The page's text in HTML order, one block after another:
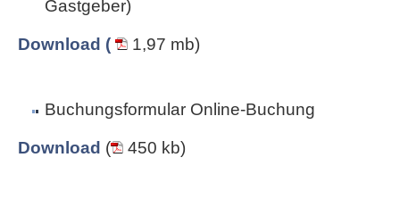
Gastgeber)
Download ( 1,97 mb)
Buchungsformular Online-Buchung
Download ( 450 kb)